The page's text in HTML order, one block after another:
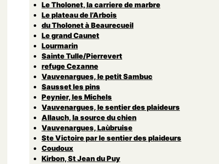
Le Tholonet, la carriere de marbre
Le plateau de l’Arbois
du Tholonet à Beaurecueil
Le grand Caunet
Lourmarin
Sainte Tulle/Pierrevert
refuge Cezanne
Vauvenargues, le petit Sambuc
Sausset les pins
Peynier, les Michels
Vauvenargues, le sentier des plaideurs
Allauch, la source du chien
Vauvenargues, Laùbruise
Ste Victoire par le sentier des plaideurs
Coudoux
Kirbon, St Jean du Puy